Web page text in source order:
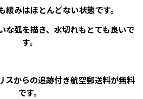
緩みはほとんどない状態です。
な弧を描き、水切れもとても良いで
す。
スからの追跡付き航空郵送料が無料
です。